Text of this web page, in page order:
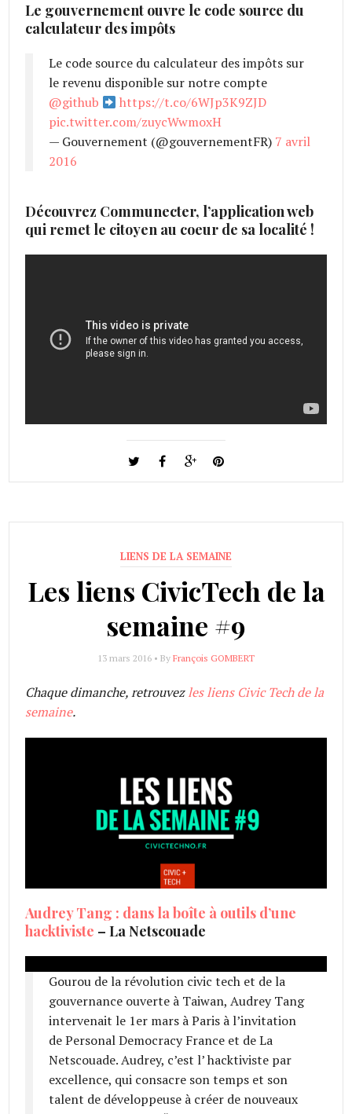
Le gouvernement ouvre le code source du
calculateur des impôts
Le code source du calculateur des impôts sur
le revenu disponible sur notre compte
@github
https://t.co/6WJp3K9ZJD
pic.twitter.com/zuycWwmoxH
— Gouvernement (@gouvernementFR) 7 avril
2016
Découvrez Communecter, l’application web
qui remet le citoyen au coeur de sa localité !
LIENS DE LA SEMAINE
Les liens CivicTech de la
semaine #9
13 mars 2016 • By François GOMBERT
Chaque dimanche, retrouvezles liens Civic Tech de la
semaine.
Audrey Tang : dans la boîte à outils d’une
hacktiviste – La Netscouade
Gourou de la révolution civic tech et de la
gouvernance ouverte à Taiwan, Audrey Tang
intervenait le 1er mars à Paris à l’invitation
de Personal Democracy France et de La
Netscouade. Audrey, c’est l’ hacktiviste par
excellence, qui consacre son temps et son
talent de développeuse à créer de nouveaux